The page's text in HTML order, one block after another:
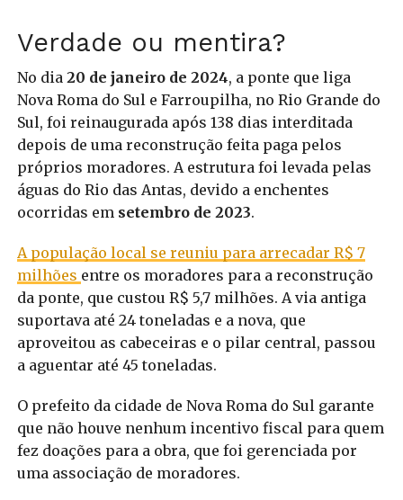
Verdade ou mentira?
No dia 20 de janeiro de 2024, a ponte que liga
Nova Roma do Sul e Farroupilha, no Rio Grande do
Sul, foi reinaugurada após 138 dias interditada
depois de uma reconstrução feita paga pelos
próprios moradores. A estrutura foi levada pelas
águas do Rio das Antas, devido a enchentes
ocorridas em setembro de 2023.
A população local se reuniu para arrecadar R$ 7
milhões entre os moradores para a reconstrução
da ponte, que custou R$ 5,7 milhões. A via antiga
suportava até 24 toneladas e a nova, que
aproveitou as cabeceiras e o pilar central, passou
a aguentar até 45 toneladas.
O prefeito da cidade de Nova Roma do Sul garante
que não houve nenhum incentivo fiscal para quem
fez doações para a obra, que foi gerenciada por
uma associação de moradores.